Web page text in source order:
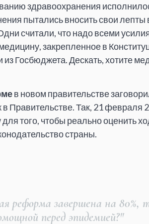
здравоохранения
пытались вносить свои
считали, что надо всеми
закрепленное в
Госбюджета. Дескать, хотите
в новом правительстве
Правительстве. Так, 21 февраля
того, чтобы реально оценить
страны.
реформа завершена на 80%,
перед эпидемией?"